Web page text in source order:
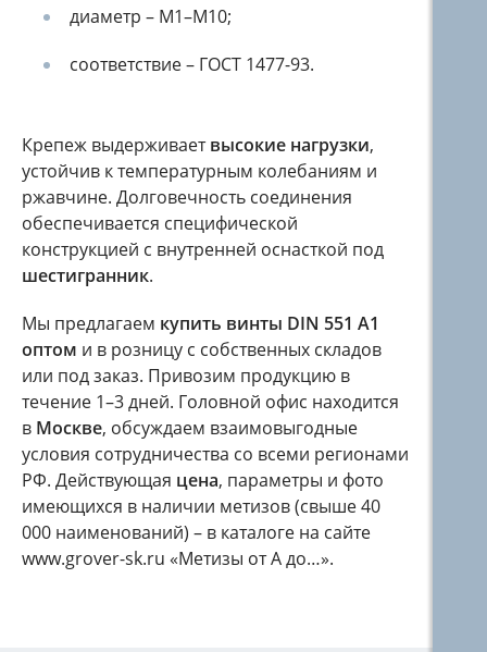
диаметр – М1–М10;
соответствие – ГОСТ 1477-93.
Крепеж выдерживаетвысокие нагрузки,
устойчив к температурным колебаниям и
ржавчине. Долговечность соединения
обеспечивается специфической
конструкцией с внутренней оснасткой под
шестигранник.
Мы предлагаем купить винты DIN 551 A1
оптом и в розницу с собственных складов
или под заказ. Привозим продукцию в
течение 1–3 дней. Головной офис находится
в Москве, обсуждаем взаимовыгодные
условия сотрудничества со всеми регионами
РФ. Действующая цена, параметры и фото
имеющихся в наличии метизов (свыше 40
000 наименований) – в каталоге на сайте
www.grover-sk.ru «Метизы от А до…».